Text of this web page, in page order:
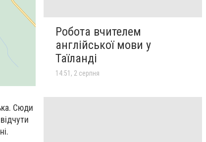
Сюди
Робота вчителем
англійської мови у
Таїланді
14:51, 2 серпня